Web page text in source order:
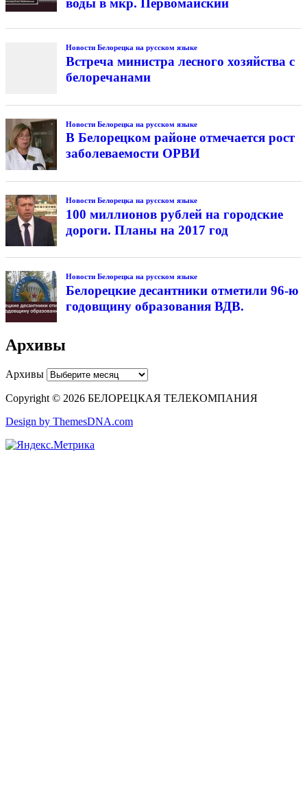
воды в мкр. Первомайский
Новости Белорецка на русском языке
Встреча министра лесного хозяйства с
белоречанами
Новости Белорецка на русском языке
В Белорецком районе отмечается рост
заболеваемости ОРВИ
Новости Белорецка на русском языке
100 миллионов рублей на городские
дороги. Планы на 2017 год
Новости Белорецка на русском языке
Белорецкие десантники отметили 96-ю
годовщину образования ВДВ.
Архивы
Архивы
Copyright © 2026 БЕЛОРЕЦКАЯ ТЕЛЕКОМПАНИЯ
Design by ThemesDNA.com